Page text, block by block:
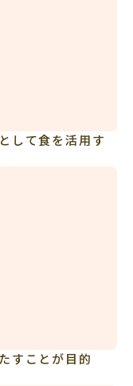
して食を活用す
すことが目的